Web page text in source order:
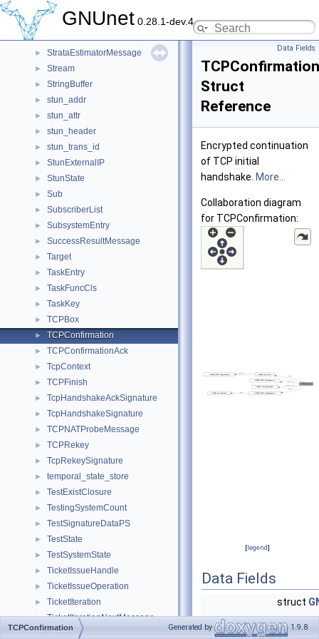
GNUnet 0.28.1-dev.4
StoreKeyHashMessage
► StoreRecordContext
►
► StrataEstimatorMessage
► Stream
► StringBuffer
► stun_addr
► stun_attr
► stun_header
► stun_trans_id
► StunExternalIP
► StunState
► Sub
► SubscriberList
► SubsystemEntry
► SuccessResultMessage
► Target
► TaskEntry
► TaskFuncCls
► TaskKey
► TCPBox
► TCPConfirmation
► TCPConfirmationAck
► TcpContext
► TCPFinish
► TcpHandshakeAckSignature
► TcpHandshakeSignature
► TCPNATProbeMessage
► TCPRekey
► TcpRekeySignature
► temporal_state_store
► TestExistClosure
► TestingSystemCount
► TestSignatureDataPS
► TestState
► TestSystemState
► TicketIssueHandle
► TicketIssueOperation
► TicketIteration
► TicketIterationNextMessage
► TicketIterationStartMessage
Data Fields
TCPConfirmation
Struct
Reference
Encrypted continuation
of TCP initial
handshake. More...
Collaboration diagram
for TCPConfirmation:
[legend]
Data Fields
struct
TCPConfirmation Generated by 1.9.8